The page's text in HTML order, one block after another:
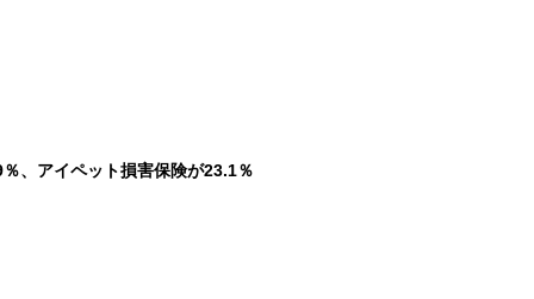
、アイペット損害保険が23.1％